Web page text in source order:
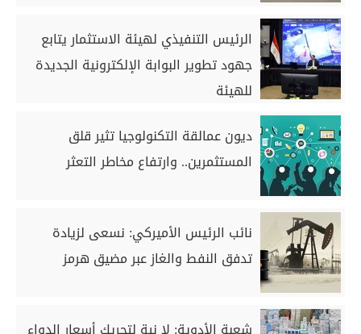
الرئيس التنفيذي لهيئة الاستثمار يتابع
جهود تطوير البوابة الإلكترونية الجديدة
للهيئة
ديون عمالقة التكنولوجيا تثير قلق
المستثمرين.. وارتفاع مخاطر التعثر
نائب الرئيس الأميركي: نسعى لزيادة
تدفق النفط والغاز عبر مضيق هرمز